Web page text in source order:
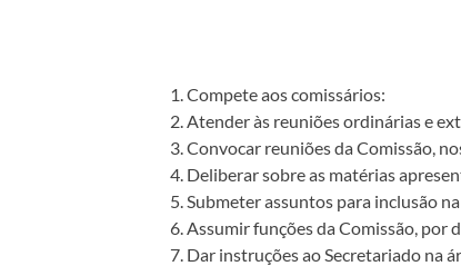
Compete aos comissários:
Atender às reuniões ordinárias e
Convocar reuniões da Comissão,
Deliberar sobre as matérias
Submeter assuntos para inclusão
Assumir funções da Comissão, por
Dar instruções ao Secretariado na